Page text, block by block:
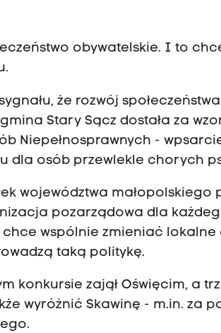
obywatelskie. I to
że rozwój
Stary Sącz dostała za
Niepełnosprawnych -
dla osób przewlekle chorych
województwa małopolskiego
pozarządowa dla
wspólnie zmieniać
taką politykę.
konkursie zajął Oświęcim, a
wyróżnić Skawinę - m.in. za